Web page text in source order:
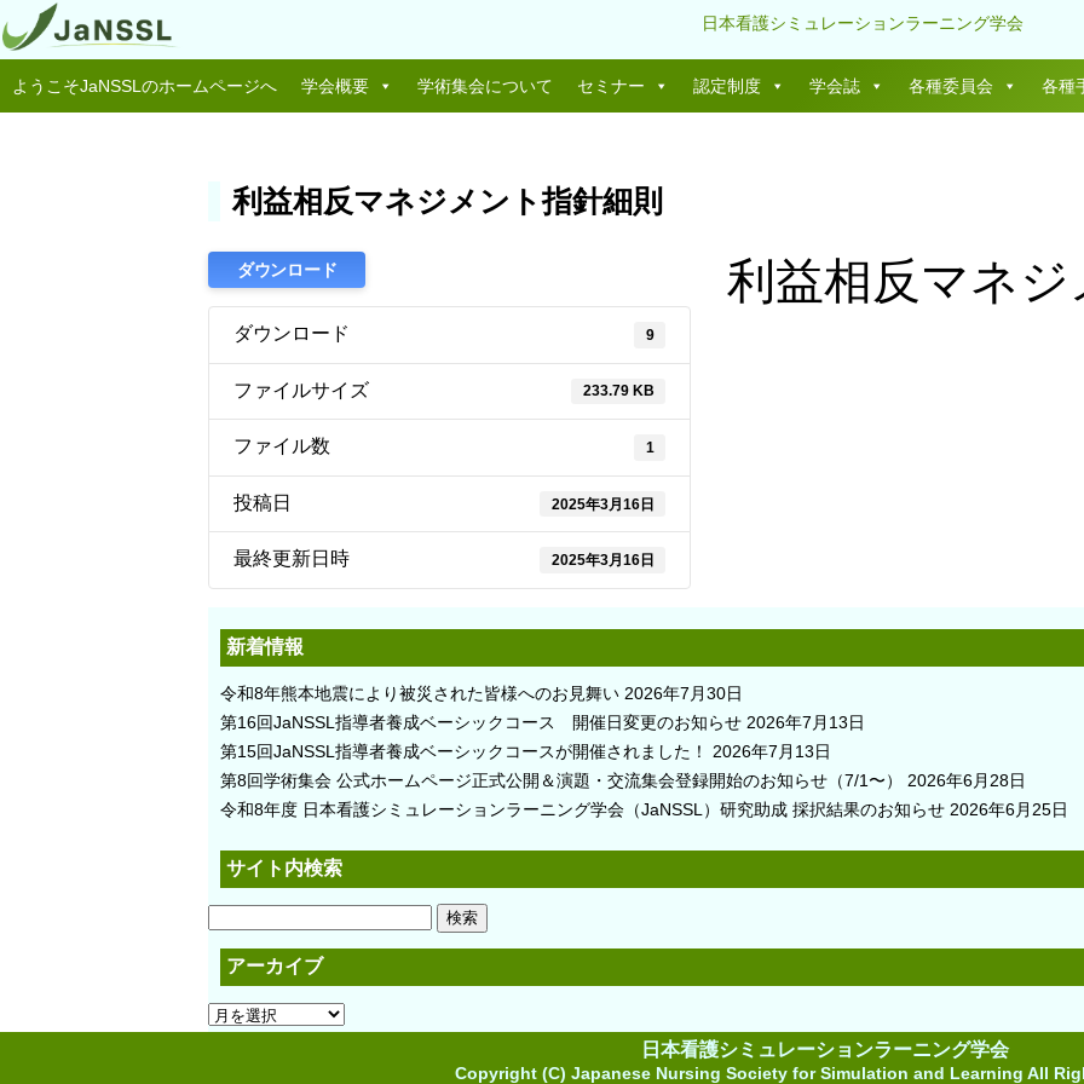
日本看護シミュレーションラーニング学会
ようこそJaNSSLのホームページへ 学会概要 学術集会について セミナー 認定制度 学会誌 各種委員会 各種
利益相反マネジメント指針細則
ダウンロード
ダウンロード 9
ファイルサイズ 233.79 KB
ファイル数 1
投稿日 2025年3月16日
最終更新日時 2025年3月16日
利益相反マネ
新着情報
令和8年熊本地震により被災された皆様へのお見舞い 2026年7月30日
第16回JaNSSL指導者養成ベーシックコース 開催日変更のお知らせ 2026年7月13日
第15回JaNSSL指導者養成ベーシックコースが開催されました！
2026年7月13日
第8回学術集会 公式ホームページ正式公開＆演題・交流集会登録開始のお知らせ（7/1〜）
2026年6月28日
令和8年度 日本看護シミュレーションラーニング学会（JaNSSL）研究助成 採択結果のお知らせ 2026年6月25日
サイト内検索
アーカイブ
ア
ー
日本看護シミュレーションラーニング学会
Copyright (C) Japanese Nursing Society for Simulation and Learning All